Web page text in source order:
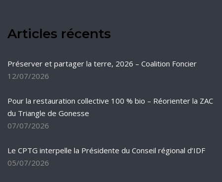
Articles récents
Préserver et partager la terre, 2026 – Coalition Foncier
12/07/2026
Pour la restauration collective 100 % bio – Réorienter la ZAC
du Triangle de Gonesse
07/07/2026
Le CPTG interpelle la Présidente du Conseil régional d’IDF
05/07/2026